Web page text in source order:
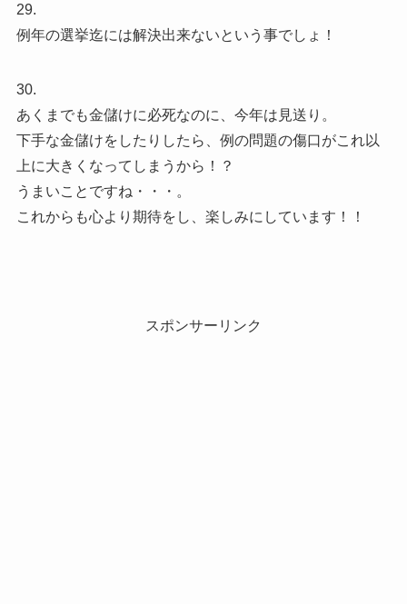
29.
例年の選挙迄には解決出来ないという事でしょ！
30.
あくまでも金儲けに必死なのに、今年は見送り。
下手な金儲けをしたりしたら、例の問題の傷口がこれ以
上に大きくなってしまうから！？
うまいことですね・・・。
これからも心より期待をし、楽しみにしています！！
スポンサーリンク